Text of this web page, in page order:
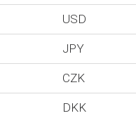
USD
JPY
CZK
DKK